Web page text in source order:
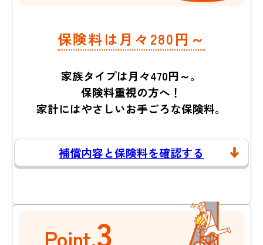
保険料は月々280円～
家族タイプは月々470円～。
保険料重視の方へ！
家計にはやさしいお手ごろな保険料。
補償内容と保険料を確認する
Point.3